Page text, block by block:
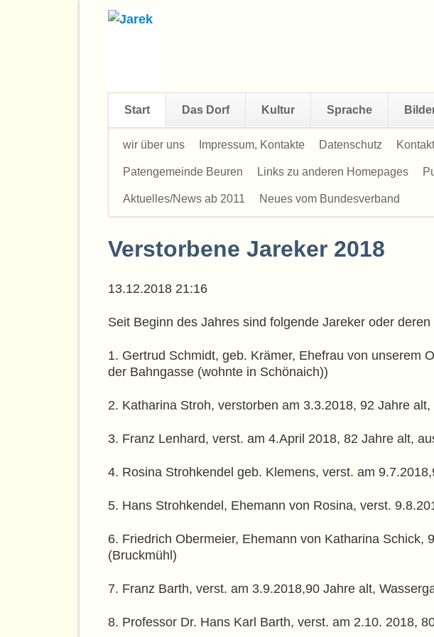
Start Das Dorf Kultur Sprache
wir über uns Impressum, Kontakte Datenschutz
Patengemeinde Beuren Links zu anderen Homepages
Aktuelles/News ab 2011 Neues vom Bundesverband
Verstorbene Jareker 2018
13.12.2018 21:16
Seit Beginn des Jahres sind folgende Jareker oder
1. Gertrud Schmidt, geb. Krämer, Ehefrau von unserem
der Bahngasse (wohnte in Schönaich))
2. Katharina Stroh, verstorben am 3.3.2018, 92 Jahre
3. Franz Lenhard, verst. am 4.April 2018, 82 Jahre alt,
4. Rosina Strohkendel geb. Klemens, verst. am
5. Hans Strohkendel, Ehemann von Rosina, verst.
6. Friedrich Obermeier, Ehemann von Katharina
(Bruckmühl)
7. Franz Barth, verst. am 3.9.2018,90 Jahre alt,
8. Professor Dr. Hans Karl Barth, verst. am 2.10. 2018,